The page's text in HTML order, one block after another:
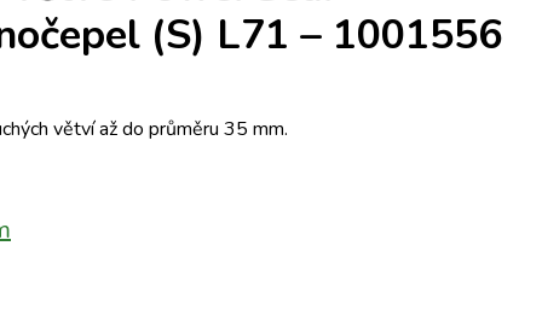
(S) L71 – 1001556
větví až do průměru 35 mm.